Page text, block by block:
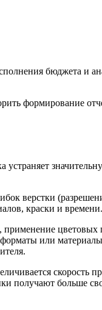
бюджета и
формирование
верстки
краски и времени.
применение
форматы или
скорость
получают больше